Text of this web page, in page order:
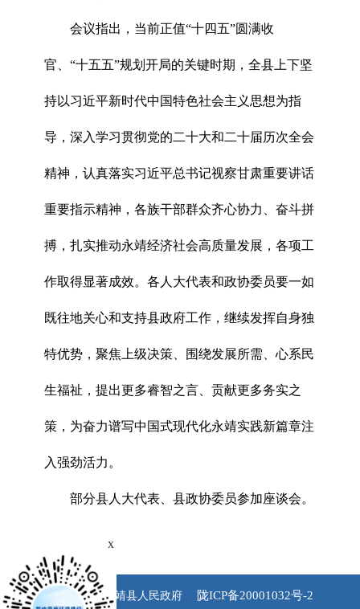
会议指出，当前正值“十四五”圆满收
官、“十五五”规划开局的关键时期，全县上下坚
持以习近平新时代中国特色社会主义思想为指
导，深入学习贯彻党的二十大和二十届历次全会
精神，认真落实习近平总书记视察甘肃重要讲话
重要指示精神，各族干部群众齐心协力、奋斗拼
搏，扎实推动永靖经济社会高质量发展，各项工
作取得显著成效。各人大代表和政协委员要一如
既往地关心和支持县政府工作，继续发挥自身独
特优势，聚焦上级决策、围绕发展所需、心系民
生福祉，提出更多睿智之言、贡献更多务实之
策，为奋力谱写中国式现代化永靖实践新篇章注
入强劲活力。
部分县人大代表、县政协委员参加座谈会。
版权所有 永靖县人民政府 陇ICP备20001032号-2
x